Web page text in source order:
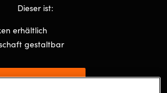
Dieser ist:
erhältlich
gestaltbar
Gutschein kaufen